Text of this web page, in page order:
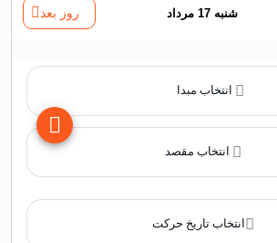
شنبه 17 مرداد روز بعد
انتخاب تاریخ حرکت